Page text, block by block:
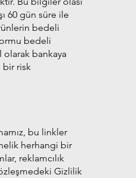
60 gün süre ile
bedeli
bedeli
olarak bankaya
bir risk
bu linkler
herhangi bir
reklamcılık
Gizlilik